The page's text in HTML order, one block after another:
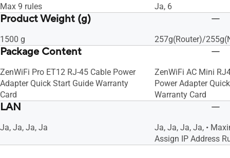
Max 9 rules
Ja, 6
Product Weight (g)
1500 g 257g(Router)/
Package Content
ZenWiFi Pro ET12 RJ-45 Cable Power
Adapter Quick Start Guide Warranty
Card
ZenWiFi AC Mini
Power Adapter
Warranty Card
LAN
Ja, Ja, Ja, Ja
Ja, Ja, Ja, Ja, •
Assign IP Address